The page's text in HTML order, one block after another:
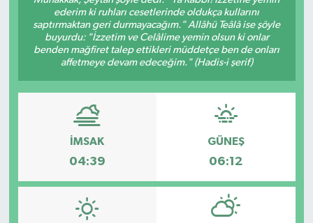
ederim ki ruhları cesetlerinde oldukça kullarını
saptırmaktan geri durmayacağım." Allâhü Teâlâ ise şöyle
buyurdu: "İzzetim ve Celâlime yemin olsun ki onlar
benden mağfiret talep ettikleri müddetçe ben de onları
affetmeye devam edeceğim." (Hadis-i şerif)
İMSAK
04:39
GÜNEŞ
06:12
Hakkari Haber
İLGİNÇ HABERLER
KADIN
MAGAZİN
MAKALE